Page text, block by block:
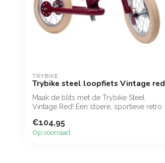
TRYBIKE
Trybike steel loopfiets Vintage red
Maak de blits met de Trybike Steel
Vintage Red! Een stoere, sportieve retro
€104,95
Op voorraad